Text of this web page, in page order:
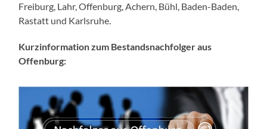
Freiburg, Lahr, Offenburg, Achern, Bühl, Baden-Baden,
Rastatt und Karlsruhe.
Kurzinformation zum Bestandsnachfolger aus
Offenburg: